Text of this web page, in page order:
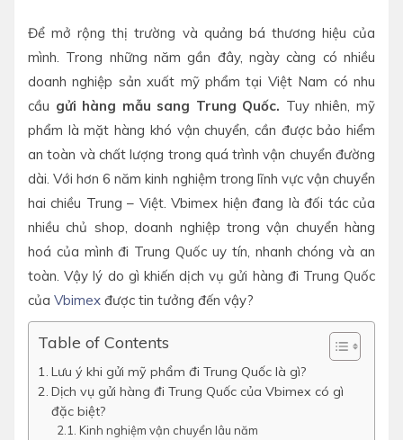
Để mở rộng thị trường và quảng bá thương hiệu của
mình. Trong những năm gần đây, ngày càng có nhiều
doanh nghiệp sản xuất mỹ phẩm tại Việt Nam có nhu
cầu gửi hàng mẫu sang Trung Quốc. Tuy nhiên, mỹ
phẩm là mặt hàng khó vận chuyển, cần được bảo hiểm
an toàn và chất lượng trong quá trình vận chuyển đường
dài. Với hơn 6 năm kinh nghiệm trong lĩnh vực vận chuyển
hai chiều Trung – Việt. Vbimex hiện đang là đối tác của
nhiều chủ shop, doanh nghiệp trong vận chuyển hàng
hoá của mình đi Trung Quốc uy tín, nhanh chóng và an
toàn. Vậy lý do gì khiến dịch vụ gửi hàng đi Trung Quốc
của Vbimex được tin tưởng đến vậy?
Table of Contents
Lưu ý khi gửi mỹ phẩm đi Trung Quốc là gì?
Dịch vụ gửi hàng đi Trung Quốc của Vbimex có gì
đặc biệt?
Kinh nghiệm vận chuyển lâu năm